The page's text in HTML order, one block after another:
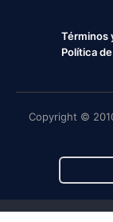
Términos
Política
Copyright ©